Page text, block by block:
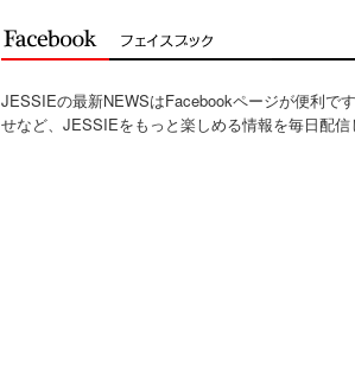
JESSIEの最新NEWSはFacebookページが便利で
せなど、JESSIEをもっと楽しめる情報を毎日配信